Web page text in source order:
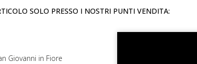
SOLO PRESSO I NOSTRI PUNTI VENDITA:
Giovanni in Fiore